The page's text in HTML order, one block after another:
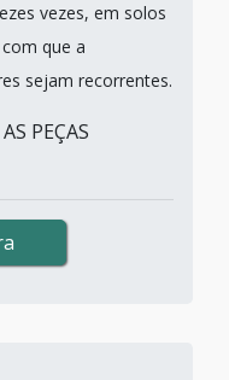
vezes, em solos
que a
sejam recorrentes.
PEÇAS